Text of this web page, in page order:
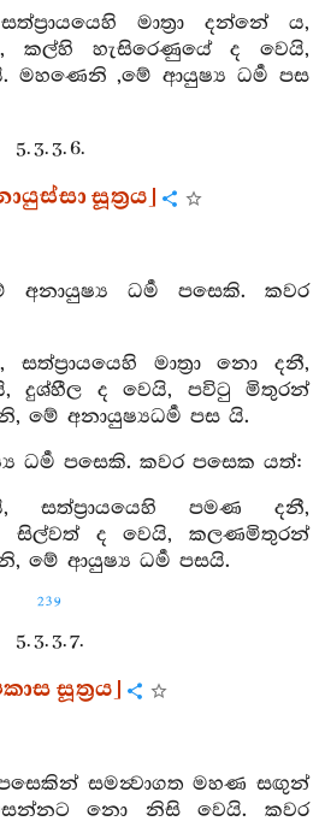
මාත්‍රා දන්නේ ය,
කල්හි හැසිරෙණුයේ ද වෙයි,
මහණෙනි ,මේ ආයුෂ්‍ය ධර්‍ම පස
5. 3. 3. 6.
සූත්‍රය]
අනායුෂ්‍ය ධර්‍ම පසෙකි. කවර
සත්ප්‍රායයෙහි මාත්‍රා නො දනී,
දුශ්හීල ද වෙයි, පවිටු මිතුරන්
මේ අනායුෂ්‍යධර්‍ම පස යි.
ධර්‍ම පසෙකි. කවර පසෙක යත්:
සත්ප්‍රායයෙහි පමණ දනී,
සිල්වත් ද වෙයි, කලණමිතුරන්
මේ ආයුෂ්‍ය ධර්‍ම පසයි.
239
5. 3. 3. 7.
සූත්‍රය]
පසෙකින් සමන්‍වාගත මහණ සඟුන්
නො නිසි වෙයි. කවර